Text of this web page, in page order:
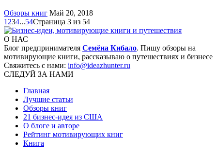
Обзоры книг Май 20, 2018
1 234...54Страница 3 из 54
О НАС
Блог предпринимателя Семёна Кибало. Пишу обзоры на
мотивирующие книги, рассказываю о путешествиях и бизнесе
Свяжитесь с нами: info@ideazhunter.ru
СЛЕДУЙ ЗА НАМИ
Главная
Лучшие статьи
Обзоры книг
21 бизнес-идея из США
О блоге и авторе
Рейтинг мотивирующих книг
Книга